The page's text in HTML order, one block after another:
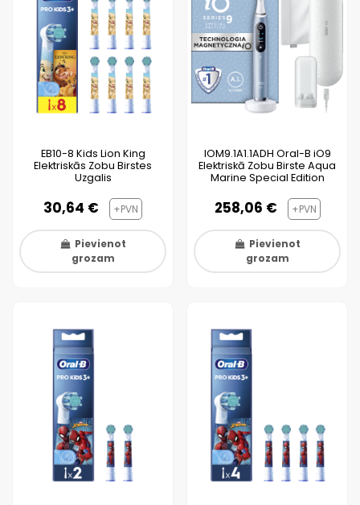
EB10-8 Kids Lion King
Elektriskās Zobu Birstes
Uzgalis
30,64 € +PVN
Pievienot
grozam
IOM9.1A1.1ADH Oral-B iO9
Elektriskā Zobu Birste Aqua
Marine Special Edition
258,06 € +PVN
Pievienot
grozam